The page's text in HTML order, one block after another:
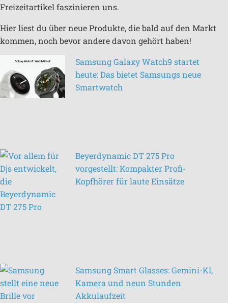
Freizeitartikel faszinieren uns.
Hier liest du über neue Produkte, die bald auf den Markt
kommen, noch bevor andere davon gehört haben!
Samsung Galaxy Watch9 startet
heute: Das bietet Samsungs neue
Smartwatch
Beyerdynamic DT 275 Pro
vorgestellt: Kompakter Profi-
Kopfhörer für laute Einsätze
Samsung Smart Glasses: Gemini-KI,
Kamera und neun Stunden
Akkulaufzeit